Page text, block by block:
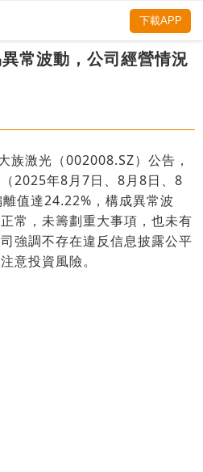
常波動，公司經營情況
族激光（002008.SZ）公告，
2025年8月7日、8月8日、8
值達24.22%，構成異常波
常，未籌劃重大事項，也未有
強調不存在違反信息披露公平
意投資風險。
下載APP